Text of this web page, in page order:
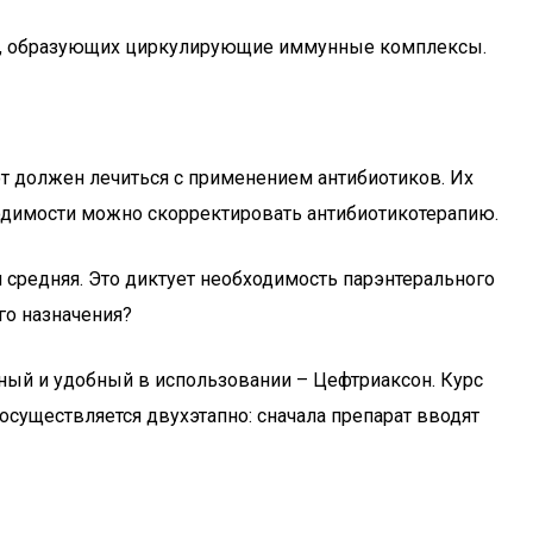
образующих циркулирующие иммунные комплексы.
лечиться с применением антибиотиков. Их
можно скорректировать антибиотикотерапию.
Это диктует необходимость парэнтерального
назначения?
и удобный в использовании – Цефтриаксон. Курс
двухэтапно: сначала препарат вводят